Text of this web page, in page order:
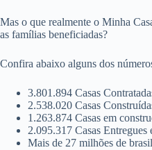
Mas o que realmente o Minha
as famílias beneficiadas?
Confira abaixo alguns dos
3.801.894 Casas
2.538.020 Casas
1.263.874 Casas em
2.095.317 Casas Entregues
Mais de 27 milhões de